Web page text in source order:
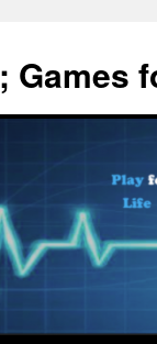
Games